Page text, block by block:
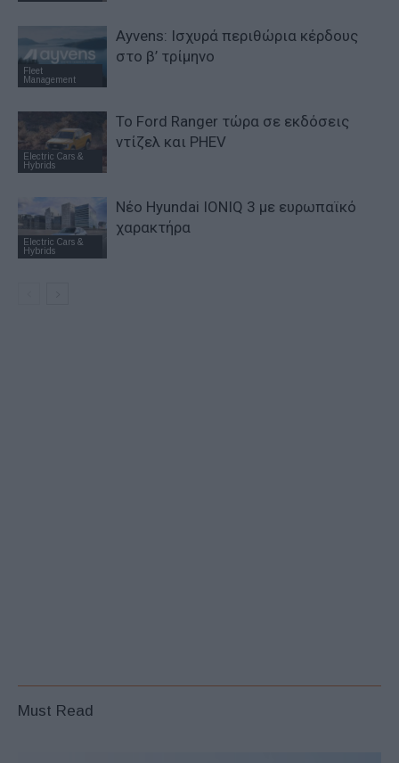
Fleet
Management
Ayvens: Iσχυρά περιθώρια κέρδους
στο β’ τρίμηνο
Electric Cars &
Hybrids
Το Ford Ranger τώρα σε εκδόσεις
ντίζελ και PHEV
Electric Cars &
Hybrids
Νέο Hyundai IONIQ 3 με ευρωπαϊκό
χαρακτήρα
Must Read